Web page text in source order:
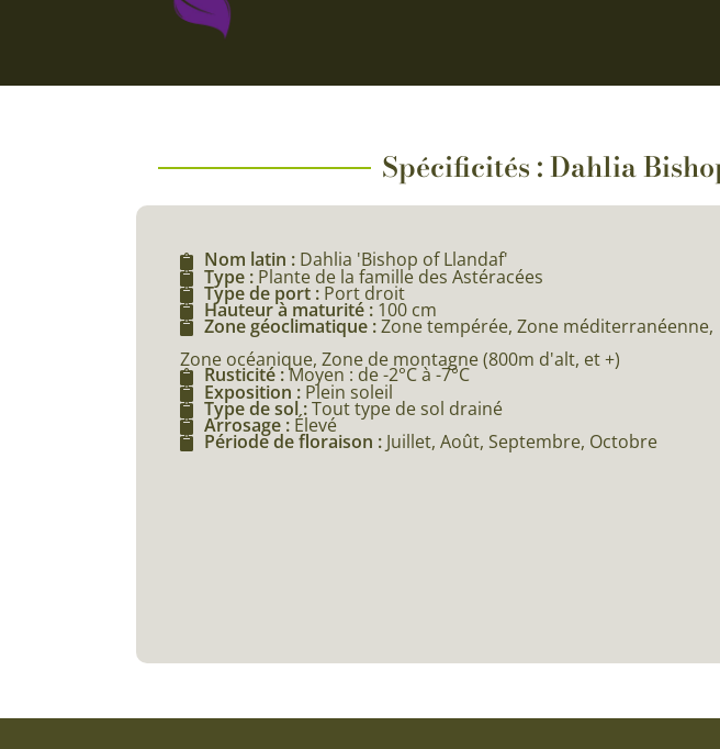
Spécificités : Dahlia
Nom latin : Dahlia 'Bishop of Llandaf'
Type : Plante de la famille des Astéracées
Type de port : Port droit
Hauteur à maturité : 100 cm
Zone géoclimatique :Zone tempérée, Zone méditerranéenne,
Zone océanique, Zone de montagne (800m d'alt, et +)
Rusticité :Moyen : de -2°C à -7°C
Exposition : Plein soleil
Type de sol :Tout type de sol drainé
Arrosage : Élevé
Période de floraison : Juillet, Août, Septembre, Octobre